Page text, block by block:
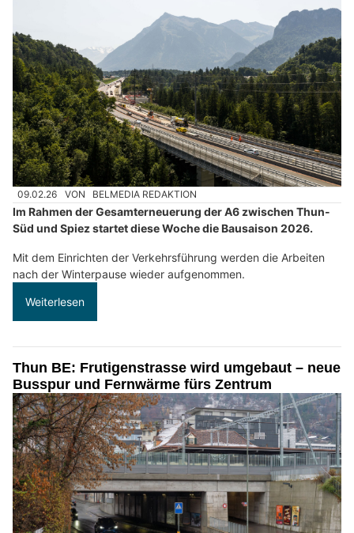
09.02.26 VON BELMEDIA REDAKTION
Im Rahmen der Gesamterneuerung der A6 zwischen Thun-
Süd und Spiez startet diese Woche die Bausaison 2026.
Mit dem Einrichten der Verkehrsführung werden die Arbeiten
nach der Winterpause wieder aufgenommen.
Weiterlesen
Thun BE: Frutigenstrasse wird umgebaut – neue
Busspur und Fernwärme fürs Zentrum